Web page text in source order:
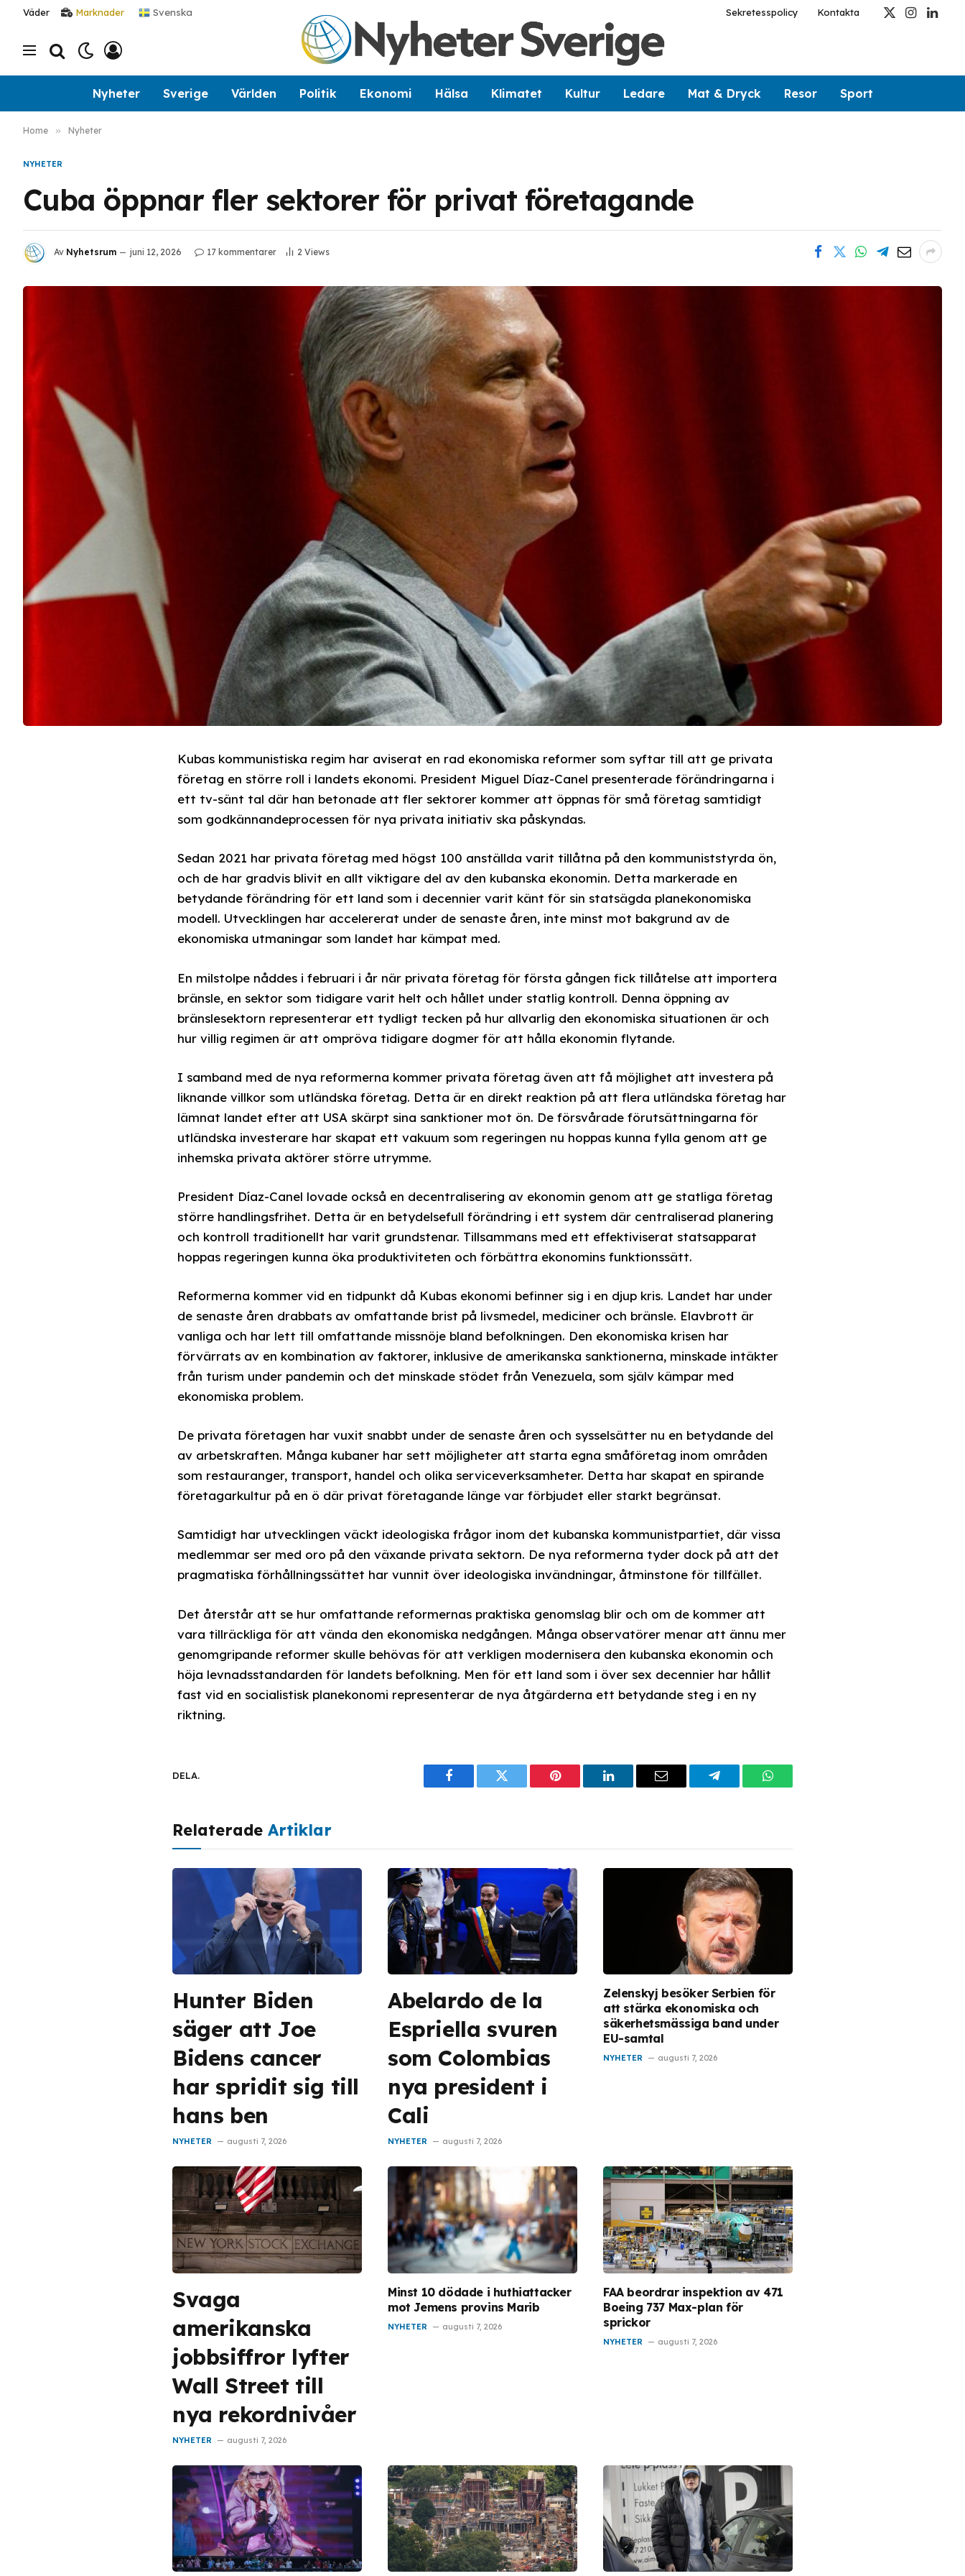
Väder Marknader Svenska Sekretesspolicy Kontakta
X
Instagram
Nyheter Sverige Världen Politik Ekonomi Hälsa Klimatet Kultur Ledare Mat & Dryck Resor Sport
Home » Nyheter
NYHETER
Cuba öppnar fler sektorer för privat företagande
Av Nyhetsrum juni 12, 2026 17 kommentarer 2 Views
Kubas kommunistiska regim har aviserat en rad ekonomiska reformer som syftar till att ge privata
företag en större roll i landets ekonomi. President Miguel Díaz-Canel presenterade förändringarna i
ett tv-sänt tal där han betonade att fler sektorer kommer att öppnas för små företag samtidigt
som godkännandeprocessen för nya privata initiativ ska påskyndas.
Sedan 2021 har privata företag med högst 100 anställda varit tillåtna på den kommuniststyrda ön,
och de har gradvis blivit en allt viktigare del av den kubanska ekonomin. Detta markerade en
betydande förändring för ett land som i decennier varit känt för sin statsägda planekonomiska
modell. Utvecklingen har accelererat under de senaste åren, inte minst mot bakgrund av de
ekonomiska utmaningar som landet har kämpat med.
En milstolpe nåddes i februari i år när privata företag för första gången fick tillåtelse att importera
bränsle, en sektor som tidigare varit helt och hållet under statlig kontroll. Denna öppning av
bränslesektorn representerar ett tydligt tecken på hur allvarlig den ekonomiska situationen är och
hur villig regimen är att ompröva tidigare dogmer för att hålla ekonomin flytande.
I samband med de nya reformerna kommer privata företag även att få möjlighet att investera på
liknande villkor som utländska företag. Detta är en direkt reaktion på att flera utländska företag har
lämnat landet efter att USA skärpt sina sanktioner mot ön. De försvårade förutsättningarna för
utländska investerare har skapat ett vakuum som regeringen nu hoppas kunna fylla genom att ge
inhemska privata aktörer större utrymme.
President Díaz-Canel lovade också en decentralisering av ekonomin genom att ge statliga företag
större handlingsfrihet. Detta är en betydelsefull förändring i ett system där centraliserad planering
och kontroll traditionellt har varit grundstenar. Tillsammans med ett effektiviserat statsapparat
hoppas regeringen kunna öka produktiviteten och förbättra ekonomins funktionssätt.
Reformerna kommer vid en tidpunkt då Kubas ekonomi befinner sig i en djup kris. Landet har under
de senaste åren drabbats av omfattande brist på livsmedel, mediciner och bränsle. Elavbrott är
vanliga och har lett till omfattande missnöje bland befolkningen. Den ekonomiska krisen har
förvärrats av en kombination av faktorer, inklusive de amerikanska sanktionerna, minskade intäkter
från turism under pandemin och det minskade stödet från Venezuela, som själv kämpar med
ekonomiska problem.
De privata företagen har vuxit snabbt under de senaste åren och sysselsätter nu en betydande del
av arbetskraften. Många kubaner har sett möjligheter att starta egna småföretag inom områden
som restauranger, transport, handel och olika serviceverksamheter. Detta har skapat en spirande
företagarkultur på en ö där privat företagande länge var förbjudet eller starkt begränsat.
Samtidigt har utvecklingen väckt ideologiska frågor inom det kubanska kommunistpartiet, där vissa
medlemmar ser med oro på den växande privata sektorn. De nya reformerna tyder dock på att det
pragmatiska förhållningssättet har vunnit över ideologiska invändningar, åtminstone för tillfället.
Det återstår att se hur omfattande reformernas praktiska genomslag blir och om de kommer att
vara tillräckliga för att vända den ekonomiska nedgången. Många observatörer menar att ännu mer
genomgripande reformer skulle behövas för att verkligen modernisera den kubanska ekonomin och
höja levnadsstandarden för landets befolkning. Men för ett land som i över sex decennier har hållit
fast vid en socialistisk planekonomi representerar de nya åtgärderna ett betydande steg i en ny
riktning.
DELA.
FacebookTwitter PinterestLinkedInEmail TelegramWhatsApp
Relaterade Artiklar
Hunter Biden
säger att Joe
Bidens cancer
har spridit sig till
hans ben
NYHETER augusti 7, 2026
Abelardo de la
Espriella svuren
som Colombias
nya president i
Cali
NYHETER augusti 7, 2026
Zelenskyj besöker Serbien för
att stärka ekonomiska och
säkerhetsmässiga band under
EU-samtal
NYHETER augusti 7, 2026
Svaga
amerikanska
jobbsiffror lyfter
Wall Street till
nya rekordnivåer
NYHETER augusti 7, 2026
Minst 10 dödade i huthiattacker
mot Jemens provins Marib
NYHETER augusti 7, 2026
FAA beordrar inspektion av 471
Boeing 737 Max-plan för
sprickor
NYHETER augusti 7, 2026